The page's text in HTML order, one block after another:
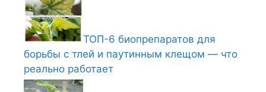
ТОП-6 биопрепаратов для
борьбы с тлей и паутинным клещом — что
реально работает